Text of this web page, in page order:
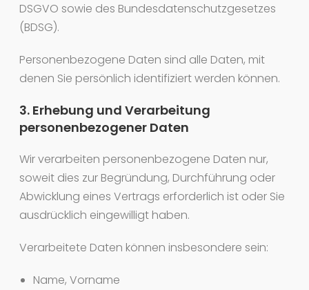
DSGVO sowie des Bundesdatenschutzgesetzes
(BDSG).
Personenbezogene Daten sind alle Daten, mit
denen Sie persönlich identifiziert werden können.
3. Erhebung und Verarbeitung
personenbezogener Daten
Wir verarbeiten personenbezogene Daten nur,
soweit dies zur Begründung, Durchführung oder
Abwicklung eines Vertrags erforderlich ist oder Sie
ausdrücklich eingewilligt haben.
Verarbeitete Daten können insbesondere sein:
Name, Vorname